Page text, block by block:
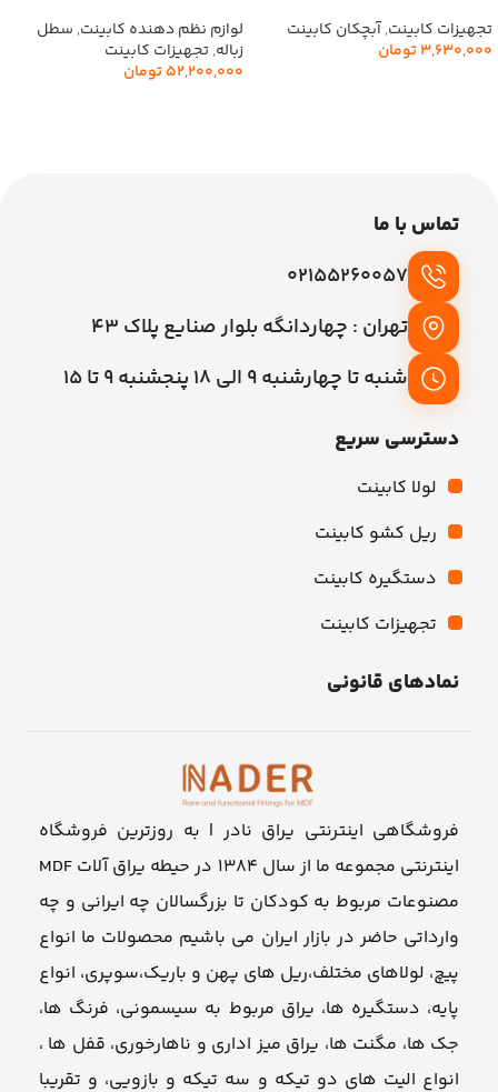
تجهیزات کابینت,آبچکان کابینت
3,630,000تومان
لوازم نظم دهنده کابینت, سطل
زباله,تجهیزات کابینت
52,200,000تومان
تماس با ما
02155260057
تهران : چهاردانگه بلوار صنایع پلاک 43
شنبه تا چهارشنبه 9 الی 18 پنجشنبه 9 تا 15
دسترسی سریع
لولا کابینت
ریل کشو کابینت
دستگیره کابینت
تجهیزات کابینت
نمادهای قانونی
فروشگاهی اینترنتی یراق نادر | به روزترین فروشگاه
اینترنتی مجموعه ما از سال ۱۳۸۴ در حیطه یراق آلات MDF
مصنوعات مربوط به کودکان تا بزرگسالان چه ایرانی و چه
وارداتی حاضر در بازار ایران می باشیم محصولات ما انواع
پیچ، لولاهای مختلف،ریل های پهن و باریک،سوپری، انواع
پایه، دستگیره ها، یراق مربوط به سیسمونی، فرنگ ها،
جک ها، مگنت ها، یراق میز اداری و ناهارخوری، قفل ها ،
انواع الیت های دو تیکه و سه تیکه و بازویی، و تقریبا